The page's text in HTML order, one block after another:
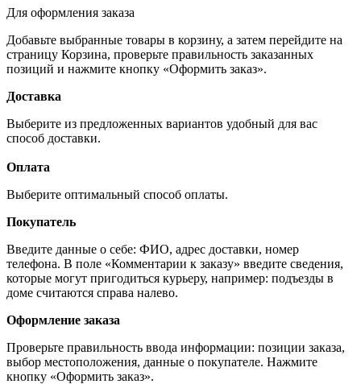
Для оформления заказа
Добавьте выбранные товары в корзину, а затем перейдите на
страницу Корзина, проверьте правильность заказанных
позиций и нажмите кнопку «Оформить заказ».
Доставка
Выберите из предложенных вариантов удобный для вас
способ доставки.
Оплата
Выберите оптимальный способ оплаты.
Покупатель
Введите данные о себе: ФИО, адрес доставки, номер
телефона. В поле «Комментарии к заказу» введите сведения,
которые могут пригодиться курьеру, например: подъезды в
доме считаются справа налево.
Оформление заказа
Проверьте правильность ввода информации: позиции заказа,
выбор местоположения, данные о покупателе. Нажмите
кнопку «Оформить заказ».